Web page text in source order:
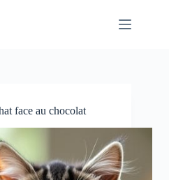
face au chocolat